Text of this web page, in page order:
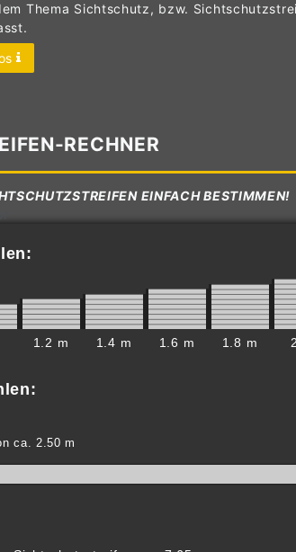
Thema Sichtschutz, bzw.
RECHNER
EINFACH BESTIMMEN!
1.2 m 1.4 m 1.6 m 1.8 m
ca. 2.50 m